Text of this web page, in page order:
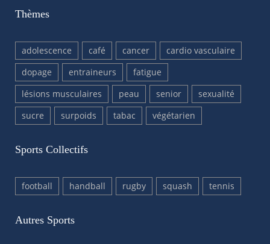
Thèmes
adolescence café cancer
cardio vasculaire
dopage
entraineurs
fatigue
lésions musculaires
peau senior
sexualité
sucre
surpoids tabac végétarien
Sports Collectifs
football handball rugby squash tennis
Autres Sports